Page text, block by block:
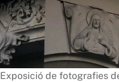
Exposició de fotografies